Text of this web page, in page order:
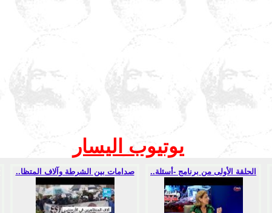
يوتيوب اليسار
صدامات بين الشرطة وآلاف المتظا.. الحلقة الأولى من برنامج -أسئلة..